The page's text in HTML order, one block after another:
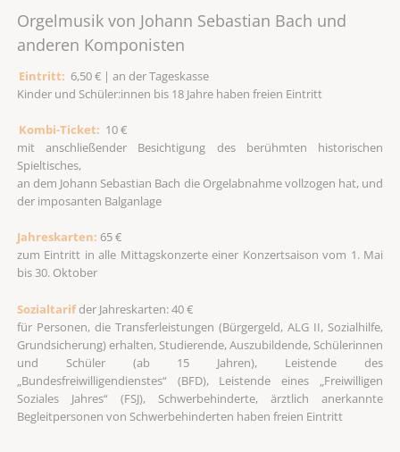
Orgelmusik von Johann Sebastian Bach und
anderen Komponisten
Eintritt: 6,50 € | an der Tageskasse
Kinder und Schüler:innen bis 18 Jahre haben freien Eintritt
Kombi-Ticket: 10 €
mit anschließender Besichtigung des berühmten historischen
Spieltisches,
an dem Johann Sebastian Bach die Orgelabnahme vollzogen hat, und
der imposanten Balganlage
Jahreskarten: 65 €
zum Eintritt in alle Mittagskonzerte einer Konzertsaison vom 1. Mai
bis 30. Oktober
Sozialtarifder Jahreskarten: 40 €
für Personen, die Transferleistungen (Bürgergeld, ALG II, Sozialhilfe,
Grundsicherung) erhalten, Studierende, Auszubildende, Schülerinnen
und Schüler (ab 15 Jahren), Leistende des
„Bundesfreiwilligendienstes“ (BFD), Leistende eines „Freiwilligen
Soziales Jahres“ (FSJ), Schwerbehinderte, ärztlich anerkannte
Begleitpersonen von Schwerbehinderten haben freien Eintritt